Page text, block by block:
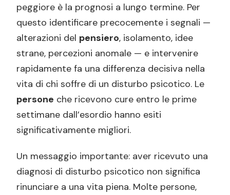
peggiore è la prognosi a lungo termine. Per
questo identificare precocemente i segnali —
alterazioni del pensiero, isolamento, idee
strane, percezioni anomale — e intervenire
rapidamente fa una differenza decisiva nella
vita di chi soffre di un disturbo psicotico. Le
persone che ricevono cure entro le prime
settimane dall’esordio hanno esiti
significativamente migliori.
Un messaggio importante: aver ricevuto una
diagnosi di disturbo psicotico non significa
rinunciare a una vita piena. Molte persone,